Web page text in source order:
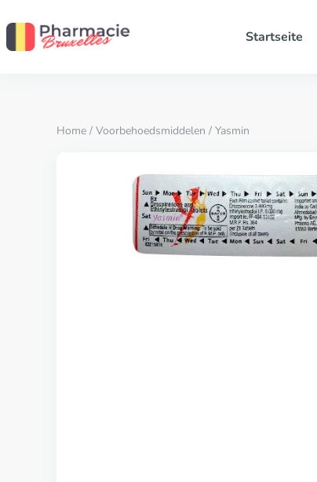
Startseite
Home / Voorbehoedsmiddelen / Yasmin